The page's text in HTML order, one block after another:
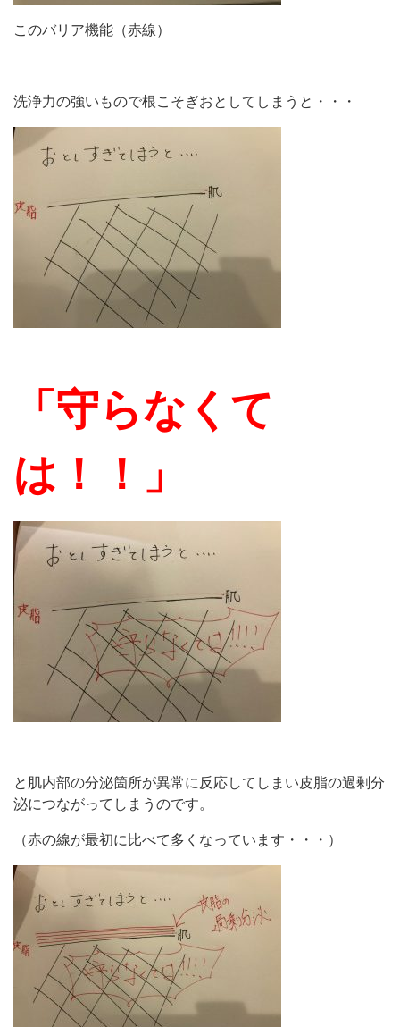
このバリア機能（赤線）
洗浄力の強いもので根こそぎおとしてしまうと・・・
「守らなくて
は！！」
と肌内部の分泌箇所が異常に反応してしまい皮脂の過剰分
泌につながってしまうのです。
（赤の線が最初に比べて多くなっています・・・）